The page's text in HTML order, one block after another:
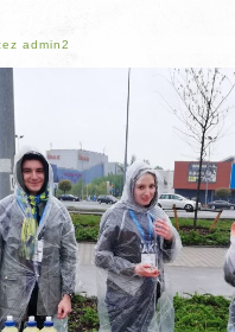
admin2